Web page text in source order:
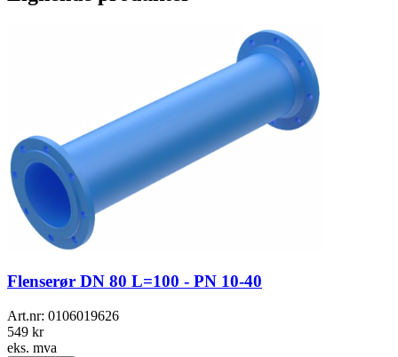
Flenserør DN 80 L=100 - PN 10-40
Art.nr: 0106019626
549 kr
eks. mva